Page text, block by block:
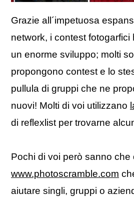
Grazie all´impetuosa
network, i contest
un enorme sviluppo; molti
propongono contest e lo
pullula di gruppi che ne
nuovi! Molti di voi utilizzano
di reflexlist per trovarne
Pochi di voi però sanno che
www.photoscramble.com
aiutare singli, gruppi o